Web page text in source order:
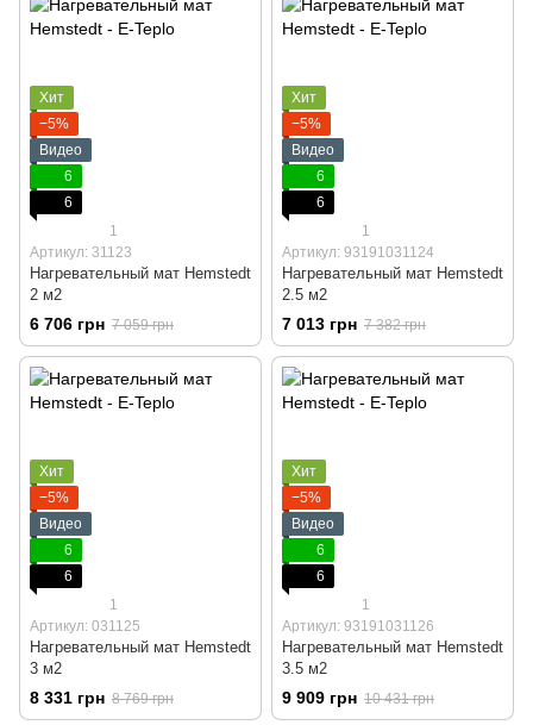
Хит
−5%
Видео
6
6
1
Артикул: 31123
Нагревательный мат Hemstedt
2 м2
6 706 грн 7 059 грн
Хит
−5%
Видео
6
6
1
Артикул: 93191031124
Нагревательный мат Hemstedt
2.5 м2
7 013 грн 7 382 грн
Хит
−5%
Видео
6
6
1
Артикул: 031125
Нагревательный мат Hemstedt
3 м2
8 331 грн 8 769 грн
Хит
−5%
Видео
6
6
1
Артикул: 93191031126
Нагревательный мат Hemstedt
3.5 м2
9 909 грн 10 431 грн